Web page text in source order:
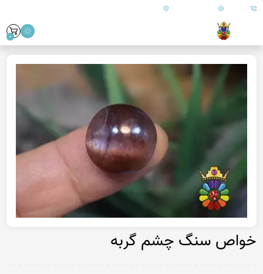
09179890157 ایران - فارس - کازرون
0
خواص سنگ چشم گربه